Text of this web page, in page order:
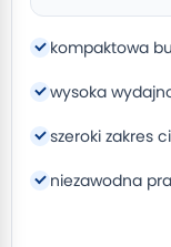
kompaktowa
wysoka
szeroki zakres
niezawodna